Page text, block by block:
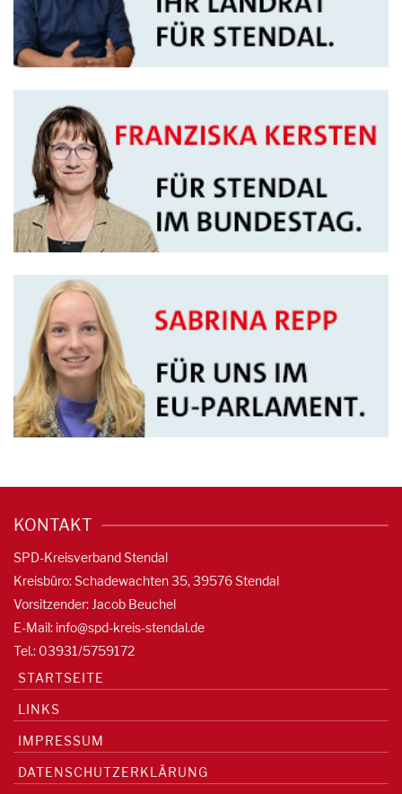
KONTAKT
SPD-Kreisverband Stendal
Kreisbüro: Schadewachten 35, 39576 Stendal
Vorsitzender: Jacob Beuchel
E-Mail: info@spd-kreis-stendal.de
Tel.: 03931/5759172
STARTSEITE
LINKS
IMPRESSUM
DATENSCHUTZERKLÄRUNG